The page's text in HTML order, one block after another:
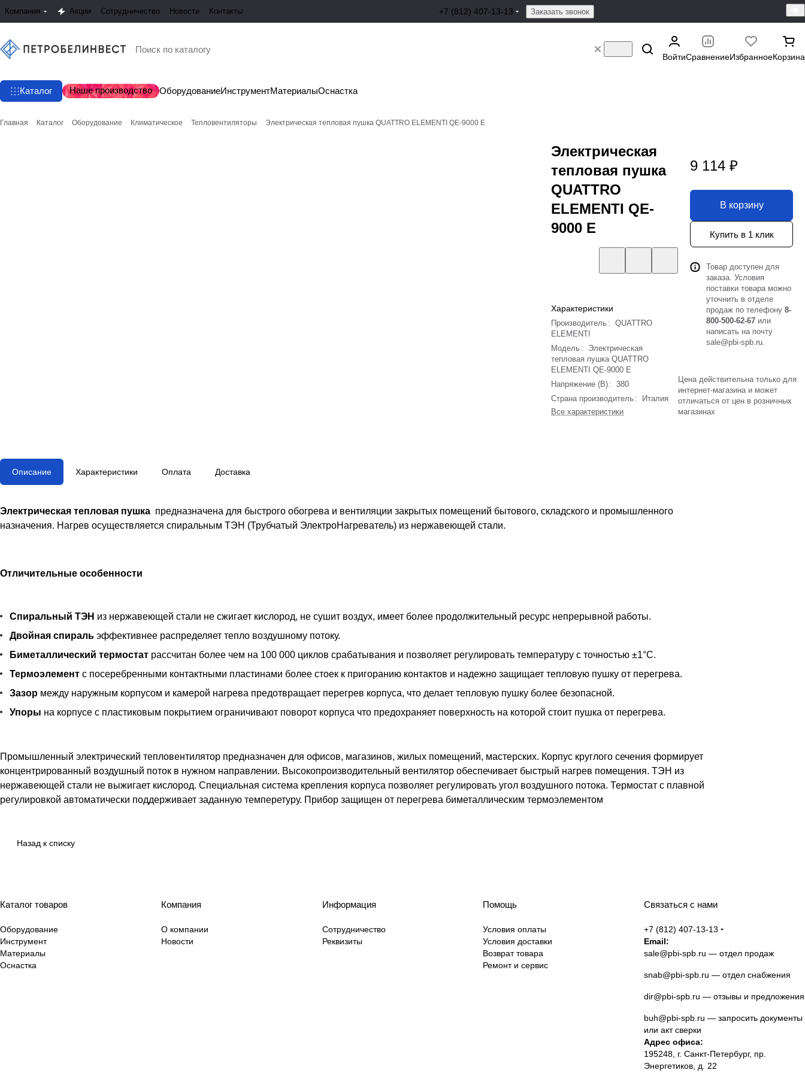
Компания Акции Сотрудничество Новости Контакты +7 (812) 407-13-13 Заказать звонок
ВойтиСравнениеИзбранноеКорзина
Каталог Наше производство ОборудованиеИнструментМатериалыОснастка
Главная Каталог Оборудование Климатическое Тепловентиляторы Электрическая тепловая пушка QUATTRO ELEMENTI QE-9000 E
Электрическая
тепловая пушка
QUATTRO
ELEMENTI QE-
9000 E
Характеристики
Производитель : QUATTRO
ELEMENTI
Модель :
Электрическая
тепловая пушка QUATTRO
ELEMENTI QE-9000 E
Напряжение (В) : 380
Страна производитель :
Италия
Все характеристики
9 114 ₽
В корзину
Купить в 1 клик
Товар доступен для
заказа. Условия
поставки товара можно
уточнить в отделе
продаж по телефону 8-
800-500-62-67 или
написать на почту
sale@pbi-spb.ru.
Цена действительна только для
интернет-магазина и может
отличаться от цен в розничных
магазинах
Описание Характеристики Оплата Доставка
Электрическая тепловая пушка предназначена для быстрого обогрева и вентиляции закрытых помещений бытового, складского и промышленного
назначения. Нагрев осуществляется спиральным ТЭН (Трубчатый ЭлектроНагреватель) из нержавеющей стали.
Отличительные особенности
Спиральный ТЭН из нержавеющей стали не сжигает кислород, не сушит воздух, имеет более продолжительный ресурс непрерывной работы.
Двойная спираль эффективнее распределяет тепло воздушному потоку.
Биметаллический термостат рассчитан более чем на 100 000 циклов срабатывания и позволяет регулировать температуру с точностью ±1°С.
Термоэлемент с посеребренными контактными пластинами более стоек к пригоранию контактов и надежно защищает тепловую пушку от перегрева.
Зазор между наружным корпусом и камерой нагрева предотвращает перегрев корпуса, что делает тепловую пушку более безопасной.
Упоры на корпусе с пластиковым покрытием ограничивают поворот корпуса что предохраняет поверхность на которой стоит пушка от перегрева.
Промышленный электрический тепловентилятор предназначен для офисов, магазинов, жилых помещений, мастерских. Корпус круглого сечения формирует
концентрированный воздушный поток в нужном направлении. Высокопроизводительный вентилятор обеспечивает быстрый нагрев помещения. ТЭН из
нержавеющей стали не выжигает кислород. Специальная система крепления корпуса позволяет регулировать угол воздушного потока. Термостат с плавной
регулировкой автоматически поддерживает заданную темперетуру. Прибор защищен от перегрева биметаллическим термоэлементом
Назад к списку
Каталог товаров
Оборудование
Инструмент
Материалы
Оснастка
Компания
О компании
Новости
Информация
Сотрудничество
Реквизиты
Помощь
Условия оплаты
Условия доставки
Возврат товара
Ремонт и сервис
Связаться с нами
+7 (812) 407-13-13
Email:
sale@pbi-spb.ru — отдел продаж
snab@pbi-spb.ru — отдел снабжения
dir@pbi-spb.ru — отзывы и предложения
buh@pbi-spb.ru — запросить документы
или акт сверки
Адрес офиса:
195248, г. Санкт-Петербург, пр.
Энергетиков, д. 22